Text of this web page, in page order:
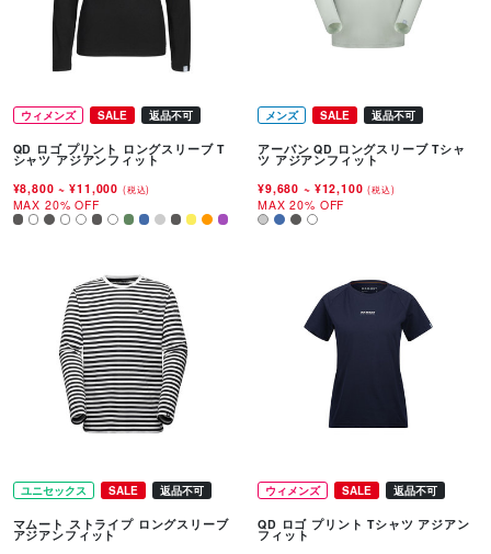
ウィメンズ SALE 返品不可
QD ロゴ プリント ロングスリーブ T
シャツ アジアンフィット
¥8,800~ ¥11,000 (税込)
MAX 20% OFF
メンズ SALE 返品不可
アーバン QD ロングスリーブ Tシャ
ツ アジアンフィット
¥9,680 ~ ¥12,100(税込)
MAX 20% OFF
ユニセックス SALE 返品不可
マムート ストライプ ロングスリーブ
アジアンフィット
ウィメンズ SALE 返品不可
QD ロゴ プリント Tシャツ アジアン
フィット